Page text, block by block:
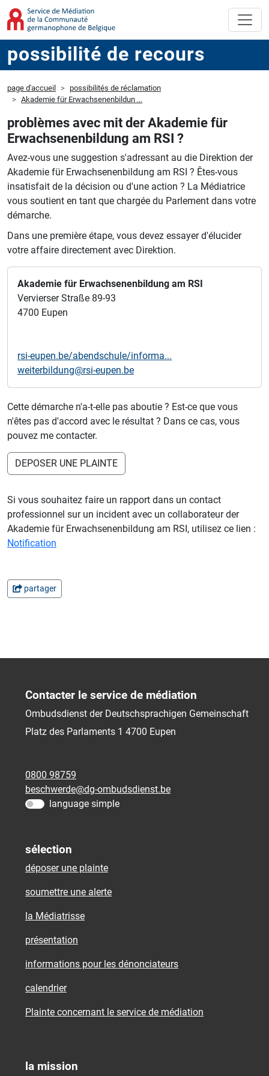
possibilité de recours
page d'accueil
possibilités de réclamation
Akademie für Erwachsenenbildun ...
problèmes avec mit der Akademie für
Erwachsenenbildung am RSI ?
Avez-vous une suggestion s'adressant au die Direktion der
Akademie für Erwachsenenbildung am RSI ? Êtes-vous
insatisfait de la décision ou d'une action ? La Médiatrice
vous soutient en tant que chargée du Parlement dans votre
démarche.
Dans une première étape, vous devez essayer d'élucider
votre affaire directement avec Direktion.
Akademie für Erwachsenenbildung am RSI
Vervierser Straße 89-93
4700 Eupen
rsi-eupen.be/abendschule/informa...
weiterbildung@rsi-eupen.be
Cette démarche n'a-t-elle pas aboutie ? Est-ce que vous
n'êtes pas d'accord avec le résultat ? Dans ce cas, vous
pouvez me contacter.
DEPOSER UNE PLAINTE
Si vous souhaitez faire un rapport dans un contact
professionnel sur un incident avec un collaborateur der
Akademie für Erwachsenenbildung am RSI, utilisez ce lien :
Notification
partager
Contacter le service de médiation
Ombudsdienst der Deutschsprachigen Gemeinschaft
Platz des Parlaments 1 4700 Eupen
0800 98759
beschwerde@dg-ombudsdienst.be
language simple
sélection
déposer une plainte
soumettre une alerte
la Médiatrisse
présentation
informations pour les dénonciateurs
calendrier
Plainte concernant le service de médiation
la mission